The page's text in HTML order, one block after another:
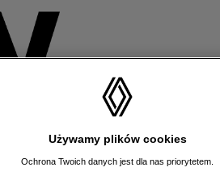
i
Używamy plików cookies
Ochrona Twoich danych jest dla nas priorytetem.